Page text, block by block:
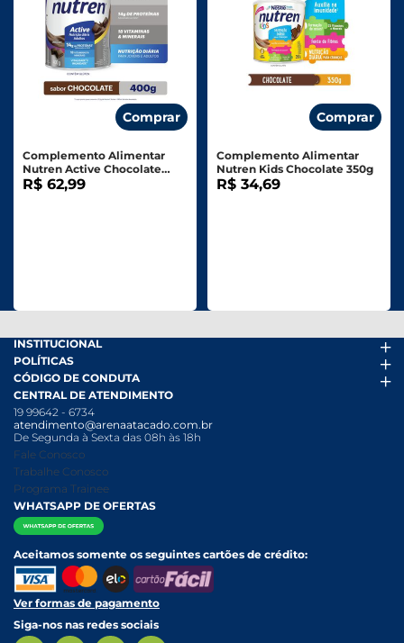
Comprar
Complemento Alimentar
Nutren Active Chocolate
400g
R$ 62,99
Comprar
Complemento Alimentar
Nutren Kids Chocolate 350g
R$ 34,69
INSTITUCIONAL
Arena Mais
Fácil Pra Pagar
Ofertas
Folheto
Nossas Lojas
Nossa História
Relatório Transparência Salarial
POLÍTICAS
Termos de uso
Política de Trocas e Devoluções
Política de Privacidade
Política Anticorrupção
Política de entrega e Retirada
Política de Pagamento
CÓDIGO DE CONDUTA
Código de conduta PDF
Canal de Denúncias
Canal de Denúncias da Mulher
CENTRAL DE ATENDIMENTO
19 99642 - 6734
atendimento@arenaatacado.com.br
De Segunda à Sexta das 08h às 18h
Fale Conosco
Trabalhe Conosco
Programa Trainee
WHATSAPP DE OFERTAS
Aceitamos somente os seguintes cartões de crédito:
Ver formas de pagamento
Siga-nos nas redes sociais